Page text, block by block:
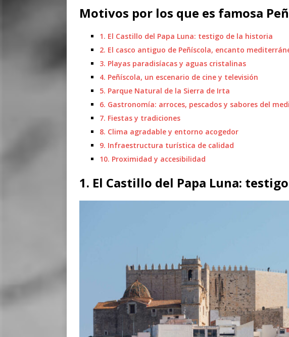
Motivos por los que es famosa
1. El Castillo del Papa Luna: testigo de la historia
2. El casco antiguo de Peñíscola, encanto
3. Playas paradisíacas y aguas cristalinas
4. Peñíscola, un escenario de cine y televisión
5. Parque Natural de la Sierra de Irta
6. Gastronomía: arroces, pescados y sabores del
7. Fiestas y tradiciones
8. Clima agradable y entorno acogedor
9. Infraestructura turística de calidad
10. Proximidad y accesibilidad
1. El Castillo del Papa Luna: